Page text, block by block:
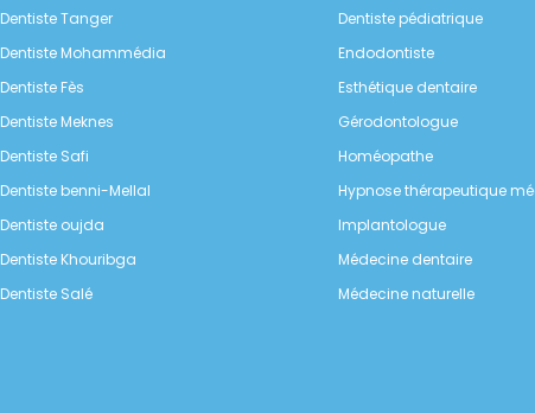
Dentiste Tanger
Dentiste Mohammédia
Dentiste Fès
Dentiste Meknes
Dentiste Safi
Dentiste benni-Mellal
Dentiste oujda
Dentiste Khouribga
Dentiste Salé
Dentiste pédiatrique
Endodontiste
Esthétique dentaire
Gérodontologue
Homéopathe
Hypnose thérapeutique
Implantologue
Médecine dentaire
Médecine naturelle